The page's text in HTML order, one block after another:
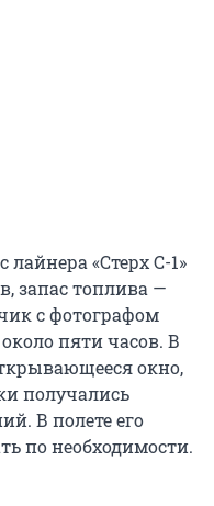
«Стерх С-1»
запас топлива —
с фотографом
пяти часов. В
окно,
получались
В полете его
по необходимости.